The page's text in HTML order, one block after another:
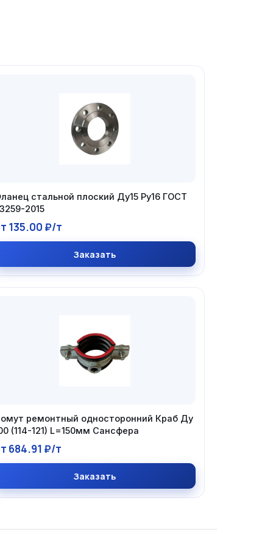
стальной плоский Ду15 Ру16 ГОСТ
2015
135.00 ₽/т
Заказать
ремонтный односторонний Краб Ду
(114-121) L=150мм Сансфера
684.91 ₽/т
Заказать